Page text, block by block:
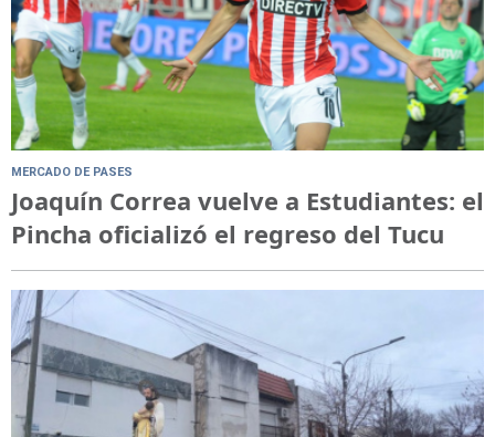
MERCADO DE PASES
Joaquín Correa vuelve a Estudiantes: el
Pincha oficializó el regreso del Tucu